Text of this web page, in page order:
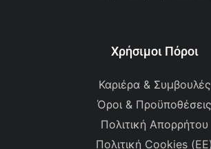
Χρήσιμοι Πόροι
Καριέρα & Συμβουλές
Όροι & Προϋποθέσεις
Πολιτική Απορρήτου
Πολιτική Cookies (ΕΕ)